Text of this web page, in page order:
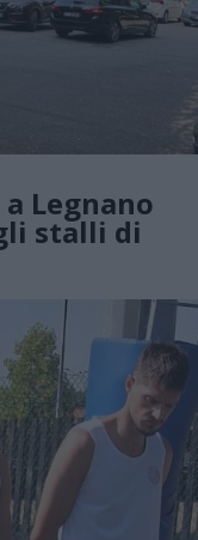
Legnano
stalli di